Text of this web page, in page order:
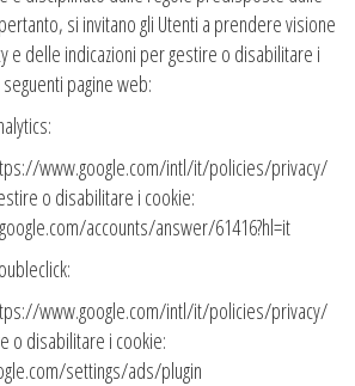
si invitano gli Utenti a prendere visione
e delle indicazioni per gestire o disabilitare i
pagine web:
www.google.com/intl/it/policies/privacy/
o disabilitare i cookie:
accounts/answer/61416?hl=it
www.google.com/intl/it/policies/privacy/
o disabilitare i cookie:
settings/ads/plugin